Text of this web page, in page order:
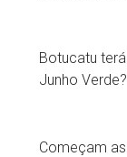
Botucatu
Junho Verde?
Começam